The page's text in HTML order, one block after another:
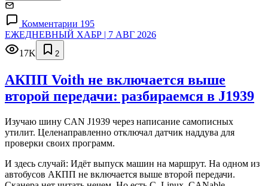
Комментарии 195
ЕЖЕДНЕВНЫЙ ХАБР | 7 АВГ 2026
17K
2
АКПП Voith не включается выше
второй передачи: разбираемся в J1939
Изучаю шину CAN J1939 через написание самописных
утилит. Целенаправленно отключал датчик наддува для
проверки своих программ.
И здесь случай: Идёт выпуск машин на маршрут. На одном из
автобусов АКПП не включается выше второй передачи.